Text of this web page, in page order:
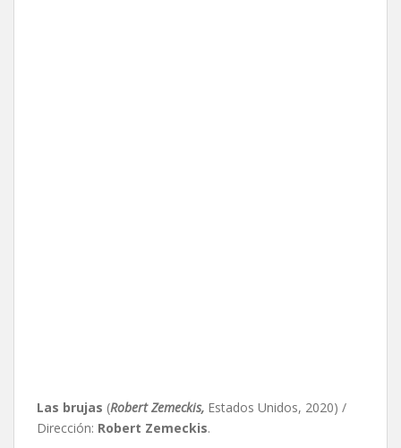
Las brujas (Robert Zemeckis, Estados Unidos, 2020) /
Dirección: Robert Zemeckis.